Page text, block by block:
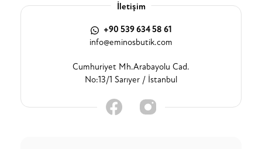
İletişim
+90 539 634 58 61
info@eminosbutik.com
Cumhuriyet Mh.Arabayolu Cad.
No:13/1 Sarıyer / İstanbul